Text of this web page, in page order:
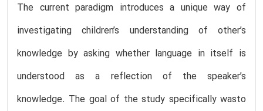
The current paradigm introduces a unique way of
investigating children’s understanding of other’s
knowledge by asking whether language in itself is
understood as a reflection of the speaker’s
knowledge. The goal of the study specifically wasto